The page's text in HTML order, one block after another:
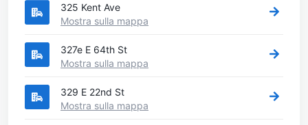
325 Kent Ave
Mostra sulla mappa
327e E 64th St
Mostra sulla mappa
329 E 22nd St
Mostra sulla mappa